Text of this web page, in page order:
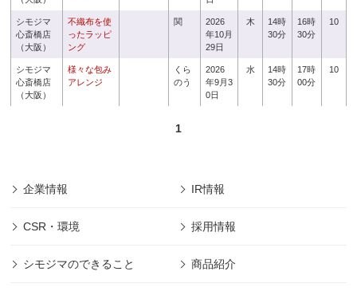
シモジマ
心斎橋店
（大阪）
不織布を使
ったラッピ
ング
関
2026
年10月
29日
木
14時
30分
16時
30分
10
シモジマ
心斎橋店
（大阪）
様々な包み
アレンジ
くら
のう
2026
年9月3
0日
水
14時
30分
17時
00分
10
1
企業情報 IR情報
CSR・環境 採用情報
シモジマのできること 商品紹介